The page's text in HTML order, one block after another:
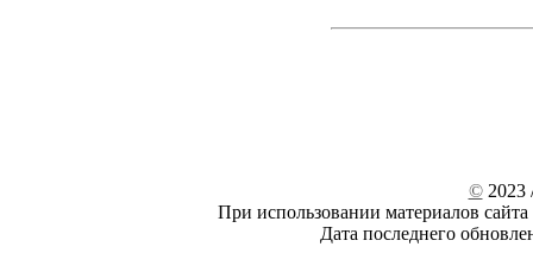
©2023
При использовании материалов
Дата последнего